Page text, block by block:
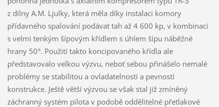
z dílny A.M. Ljulky, která měla díky instalaci komory
přídavného spalování podávat tah až 4 600 kp, v kombinaci
s velmi tenkým šípovým křídlem s úhlem šípu náběžné
hrany 50°. Použití takto koncipovaného křídla ale
představovalo velkou výzvu, neboť sebou přinášelo nemalé
problémy se stabilitou a ovladatelností a pevností
konstrukce. Ještě větší výzvou se však stal již zmíněný
záchranný systém pilota v podobě oddělitelné přetlakové